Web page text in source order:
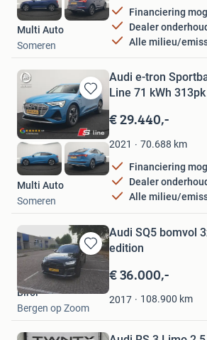
Financiering
Dealer
Alle milieu/
Multi Auto
Someren
Bewaren
in
Mijn
Favorieten
Audi e-tron
Line 71 kWh
€ 29.440,-
2021 70.688 km
Financiering
Dealer
Alle milieu/
Multi Auto
Someren
Bewaren
in
Mijn
Favorieten
Audi SQ5 bomvol
edition
€ 36.000,-
2017 108.900 km
Birol
Bergen op Zoom